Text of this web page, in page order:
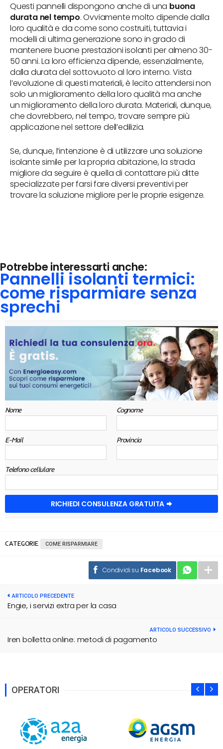
Questi pannelli dispongono anche di una buona
durata nel tempo. Ovviamente molto dipende dalla
loro qualità e da come sono costruiti, tuttavia i
modelli di ultima generazione sono in grado di
mantenere buone prestazioni isolanti per almeno 30-
50 anni. La loro efficienza dipende, essenzialmente,
dalla durata del sottovuoto al loro interno. Vista
l’evoluzione di questi materiali, è lecito attendersi non
solo un miglioramento della loro qualità ma anche
un miglioramento della loro durata. Materiali, dunque,
che dovrebbero, nel tempo, trovare sempre più
applicazione nel settore dell’edilizia.
Se, dunque, l’intenzione è di utilizzare una soluzione
isolante simile per la propria abitazione, la strada
migliore da seguire è quella di contattare più ditte
specializzate per farsi fare diversi preventivi per
trovare la soluzione migliore per le proprie esigenze.
Potrebbe interessarti anche:
Pannelli isolanti termici:
come risparmiare senza
sprechi
Nome Cognome
E-Mail Provincia
Telefono cellulare
RICHIEDI CONSULENZA GRATUITA
CATEGORIE COME RISPARMIARE
Condividi su Facebook
ARTICOLO PRECEDENTE
Engie, i servizi extra per la casa
ARTICOLO SUCCESSIVO
Iren bolletta online: metodi di pagamento
OPERATORI